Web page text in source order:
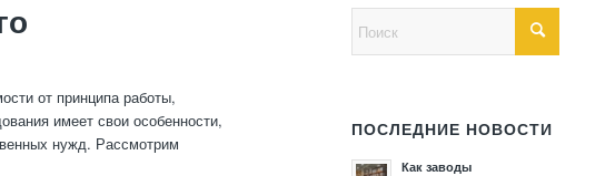
от принципа работы,
имеет свои особенности,
нужд. Рассмотрим
ПОСЛЕДНИЕ НОВОСТИ
Как заводы